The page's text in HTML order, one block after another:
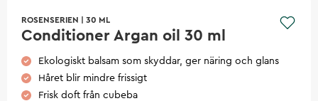
ROSENSERIEN 30 ML
Conditioner Argan oil 30 ml
Ekologiskt balsam som skyddar, ger näring och glans
Håret blir mindre frissigt
Frisk doft från cubeba